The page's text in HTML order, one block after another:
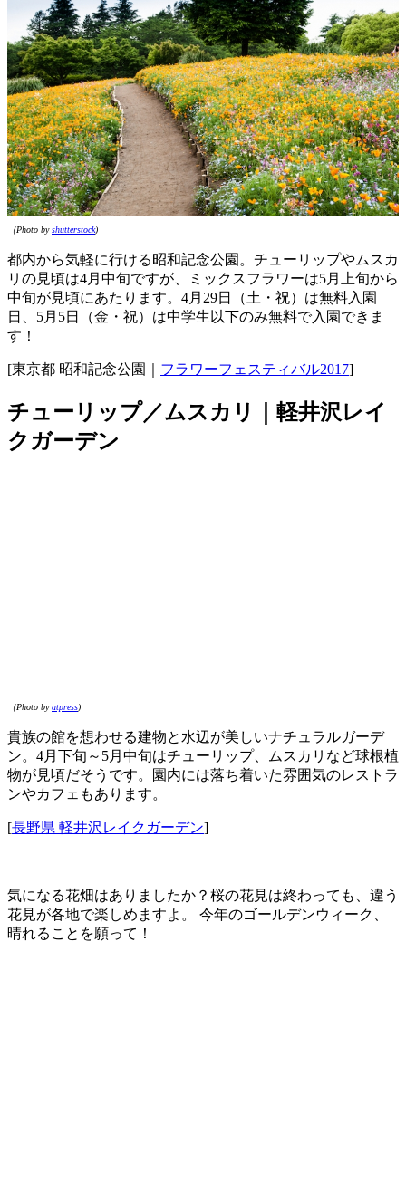
（Photo byshutterstock)
都内から気軽に行ける昭和記念公園。チューリップやムスカ
リの見頃は4月中旬ですが、ミックスフラワーは5月上旬から
中旬が見頃にあたります。4月29日（土・祝）は無料入園
日、5月5日（金・祝）は中学生以下のみ無料で入園できま
す！
[東京都 昭和記念公園｜ フラワーフェスティバル2017]
チューリップ／ムスカリ｜軽井沢レイ
クガーデン
（Photo byatpress)
貴族の館を想わせる建物と水辺が美しいナチュラルガーデ
ン。4月下旬～5月中旬はチューリップ、ムスカリなど球根植
物が見頃だそうです。園内には落ち着いた雰囲気のレストラ
ンやカフェもあります。
[長野県 軽井沢レイクガーデン]
気になる花畑はありましたか？桜の花見は終わっても、違う
花見が各地で楽しめますよ。 今年のゴールデンウィーク、
晴れることを願って！